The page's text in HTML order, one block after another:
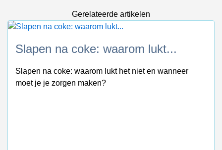
Gerelateerde artikelen
Slapen na coke: waarom lukt...
Slapen na coke: waarom lukt het niet en wanneer
moet je je zorgen maken?